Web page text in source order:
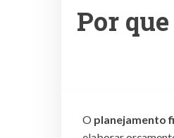
Por
O planejamento